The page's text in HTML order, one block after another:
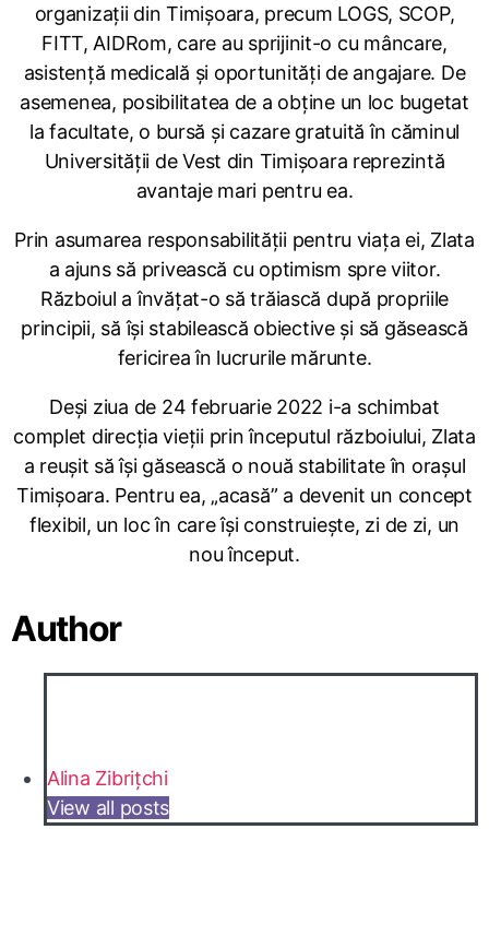
organizații din Timișoara, precum LOGS, SCOP,
FITT, AIDRom, care au sprijinit-o cu mâncare,
asistență medicală și oportunități de angajare. De
asemenea, posibilitatea de a obține un loc bugetat
la facultate, o bursă și cazare gratuită în căminul
Universității de Vest din Timișoara reprezintă
avantaje mari pentru ea.
Prin asumarea responsabilității pentru viața ei, Zlata
a ajuns să privească cu optimism spre viitor.
Războiul a învățat-o să trăiască după propriile
principii, să își stabilească obiective și să găsească
fericirea în lucrurile mărunte.
Deși ziua de 24 februarie 2022 i-a schimbat
complet direcția vieții prin începutul războiului, Zlata
a reușit să își găsească o nouă stabilitate în orașul
Timișoara. Pentru ea, „acasă” a devenit un concept
flexibil, un loc în care își construiește, zi de zi, un
nou început.
Author
Alina Zibrițchi
View all posts